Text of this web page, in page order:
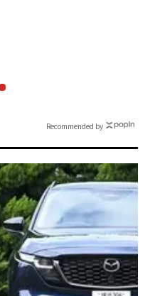
Recommended by